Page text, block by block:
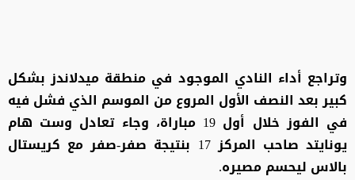
وتراجع أداء النادي الموجود في منطقة ميدلاندز بشكل
كبير بعد النصف الأول المروع من الموسم الذي فشل فيه
في الفوز خلال أول 19 مباراة، وجاء تعادل وست هام
يونايتد صاحب المركز 17 بنتيجة صفر-صفر مع كريستال
بالاس ليحسم مصيره.